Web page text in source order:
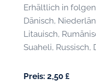
Erhältlich in
Dänisch,
Litauisch,
Suaheli, Russisch,
Preis: 2,50 £